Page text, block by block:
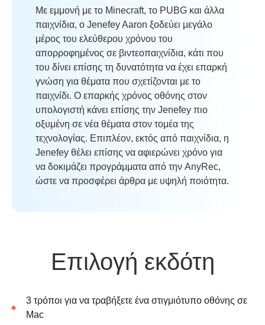
Με εμμονή με το Minecraft, το PUBG και άλλα
παιχνίδια, ο Jenefey Aaron ξοδεύει μεγάλο
μέρος του ελεύθερου χρόνου του
απορροφημένος σε βιντεοπαιχνίδια, κάτι που
του δίνει επίσης τη δυνατότητα να έχει επαρκή
γνώση για θέματα που σχετίζονται με το
παιχνίδι. Ο επαρκής χρόνος οθόνης στον
υπολογιστή κάνει επίσης την Jenefey πιο
οξυμένη σε νέα θέματα στον τομέα της
τεχνολογίας. Επιπλέον, εκτός από παιχνίδια, η
Jenefey θέλει επίσης να αφιερώνει χρόνο για
να δοκιμάζει προγράμματα από την AnyRec,
ώστε να προσφέρει άρθρα με υψηλή ποιότητα.
Επιλογή εκδότη
3 τρόποι για να τραβήξετε ένα στιγμιότυπο οθόνης σε
Mac